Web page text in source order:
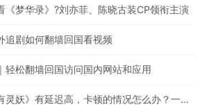
《梦华录》?刘亦菲、陈晓古装CP领衔主演
追剧如何翻墙回国看视频
轻松翻墙回国访问国内网站和应用
海外玩家玩《上古有灵妖》有延迟高，卡顿的情况怎么办？一键回国游戏加速，极速稳定不丢包